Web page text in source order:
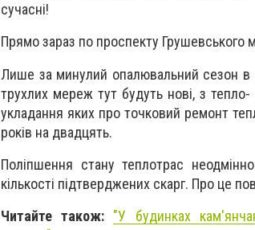
сучасні!
Прямо зараз по проспекту Грушевського
Лише за минулий опалювальний сезон в
трухлих мереж тут будуть нові, з тепло-
укладання яких про точковий ремонт
років на двадцять.
Поліпшення стану теплотрас
кількості підтверджених скарг. Про це
Читайте також: "У будинках